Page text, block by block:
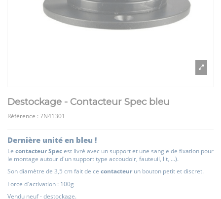
Destockage - Contacteur Spec bleu
Référence : 7N41301
Dernière unité en bleu !
Le contacteur Specest livré avec un support et une sangle de fixation pour
le montage autour d'un support type accoudoir, fauteuil, lit, ...).
Son diamètre de 3,5 cm fait de ce contacteur un bouton petit et discret.
Force d'activation : 100g
Vendu neuf - destockage.